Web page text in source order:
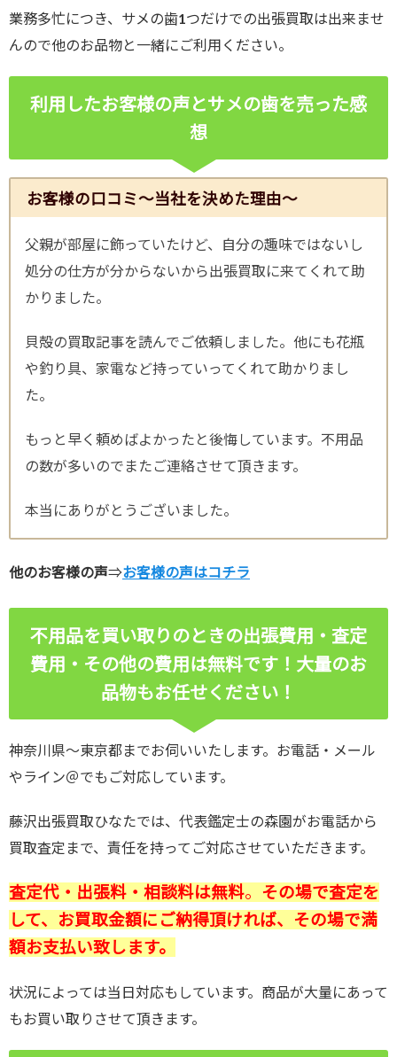
業務多忙につき、サメの歯1つだけでの出張買取は出来ませ
んので他のお品物と一緒にご利用ください。
利用したお客様の声とサメの歯を売った感
想
お客様の口コミ～当社を決めた理由～
父親が部屋に飾っていたけど、自分の趣味ではないし
処分の仕方が分からないから出張買取に来てくれて助
かりました。
貝殻の買取記事を読んでご依頼しました。他にも花瓶
や釣り具、家電など持っていってくれて助かりまし
た。
もっと早く頼めばよかったと後悔しています。不用品
の数が多いのでまたご連絡させて頂きます。
本当にありがとうございました。
他のお客様の声⇒お客様の声はコチラ
不用品を買い取りのときの出張費用・査定
費用・その他の費用は無料です！ 大量のお
品物もお任せください！
神奈川県～東京都までお伺いいたします。お電話・メール
やライン＠でもご対応しています。
藤沢出張買取ひなたでは、代表鑑定士の森園がお電話から
買取査定まで、責任を持ってご対応させていただきます。
査定代・出張料・相談料は無料。 その場で査定を
して、お買取金額にご納得頂ければ、その場で満
額お支払い致します。
状況によっては当日対応もしています。商品が大量にあって
もお買い取りさせて頂きます。